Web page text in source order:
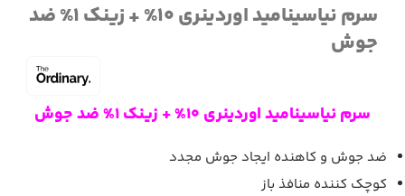
سرم نیاسینامید اوردینری 10% + زینک 1% ضد
جوش
سرم نیاسینامید اوردینری 10% + زینک 1% ضد جوش
ضد جوش و کاهنده ایجاد جوش مجدد
کوچک کننده منافذ باز